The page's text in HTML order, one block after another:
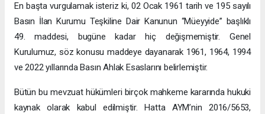
En başta vurgulamak isteriz ki, 02 Ocak 1961 tarih ve 195 sayılı
Basın İlan Kurumu Teşkiline Dair Kanunun “Müeyyide” başlıklı
49. maddesi, bugüne kadar hiç değişmemiştir. Genel
Kurulumuz, söz konusu maddeye dayanarak 1961, 1964, 1994
ve 2022 yıllarında Basın Ahlak Esaslarını belirlemiştir.
Bütün bu mevzuat hükümleri birçok mahkeme kararında hukuki
kaynak olarak kabul edilmiştir. Hatta AYM’nin 2016/5653,